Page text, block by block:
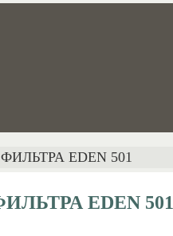
EDEN 501
EDEN 501